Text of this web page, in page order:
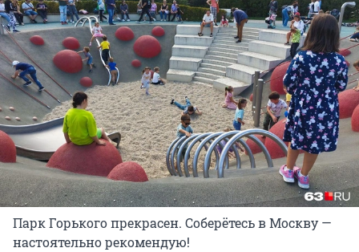
Парк Горького прекрасен. Соберётесь в Москву —
настоятельно рекомендую!